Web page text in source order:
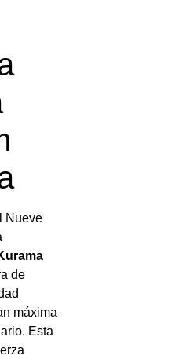
Nueve
de
máxima
Esta